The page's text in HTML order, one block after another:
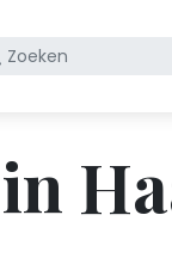
Zoek
KvK
nummer